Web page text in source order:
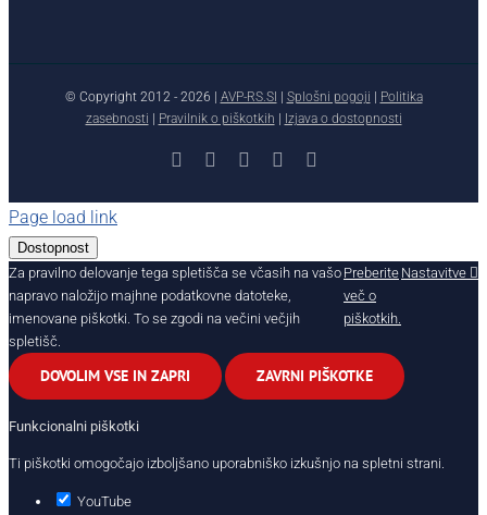
© Copyright 2012 - 2026 | AVP-RS.SI Splošni pogoji
Politika
zasebnosti
Pravilnik o piškotkih Izjava o dostopnosti
Facebook YouTubeInstagram
Page load link
Dostopnost
Za pravilno delovanje tega spletišča se včasih na vašo
napravo naložijo majhne podatkovne datoteke,
imenovane piškotki. To se zgodi na večini večjih
spletišč.
Preberite
več o
piškotkih.
Nastavitve
DOVOLIM VSE IN ZAPRI ZAVRNI PIŠKOTKE
Funkcionalni piškotki
Ti piškotki omogočajo izboljšano uporabniško izkušnjo na spletni strani.
YouTube